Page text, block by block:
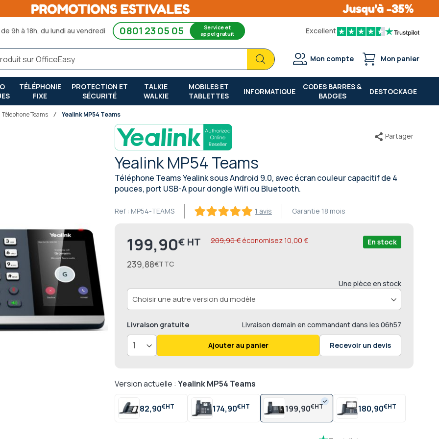
9h à 18h, du lundi au vendredi 0801 23 05 05 Service et
appel gratuit Excellent
Chercher
Chercher
Mon compte Mon panier
TÉLÉPHONIE
FIXE
PROTECTION ET
SÉCURITÉ
TALKIE
WALKIE
MOBILES ET
TABLETTES
INFORMATIQUE
CODES BARRES &
BADGES
DESTOCKAGE
Téléphone Teams Yealink MP54 Teams
Yealink MP54 Teams
Téléphone Teams Yealink sous Android 9.0, avec écran couleur capacitif de 4
pouces, port USB-A pour dongle Wifi ou Bluetooth.
1 avis Garantie 18 mois
Ref : MP54-TEAMS
Partager
Prix
199,90€
239,88€
209,90 € économisez10,00 €
Une pièce en stock
En stock
Livraison demain en commandant dans les 06h57
Livraison gratuite
Ajouter au panier Recevoir un devis
Version actuelle : Yealink MP54 Teams
82,90€ 174,90€ 199,90€ 180,90€